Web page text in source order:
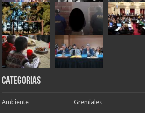
Categorias
Ambiente Gremiales